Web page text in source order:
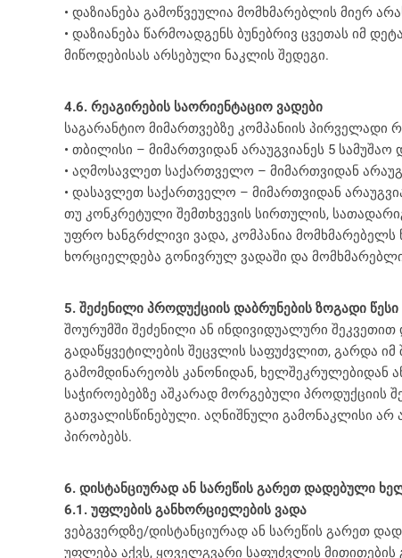
• დაზიანება გამოწვეულია მომხმარებლის მიერ
• დაზიანება წარმოადგენს ბუნებრივ ცვეთას იმ
მიწოდებისას არსებული ნაკლის შედეგი.
4.6. რეაგირების საორიენტაციო ვადები
საგარანტიო მიმართვებზე კომპანიის პირველადი
• თბილისი – მიმართვიდან არაუგვიანეს 5 სამუშაო
• აღმოსავლეთ საქართველო – მიმართვიდან
• დასავლეთ საქართველო – მიმართვიდან
თუ კონკრეტული შემთხვევის სირთულის,
უფრო ხანგრძლივი ვადა, კომპანია მომხმარებელს
ხორციელდება გონივრულ ვადაში და
5. შეძენილი პროდუქციის დაბრუნების ზოგადი წესი
შოურუმში შეძენილი ან ინდივიდუალური
გადაწყვეტილების შეცვლის საფუძვლით, გარდა იმ
გამომდინარეობს კანონიდან, ხელშეკრულებიდან
საჭიროებებზე აშკარად მორგებული პროდუქციის
გათვალისწინებული. აღნიშნული გამონაკლისი არ
პირობებს.
6. დისტანციურად ან სარეწის გარეთ დადებული
6.1. უფლების განხორციელების ვადა
ვებგვერდზე/დისტანციურად ან სარეწის გარეთ
უფლება აქვს, ყოველგვარი საფუძვლის